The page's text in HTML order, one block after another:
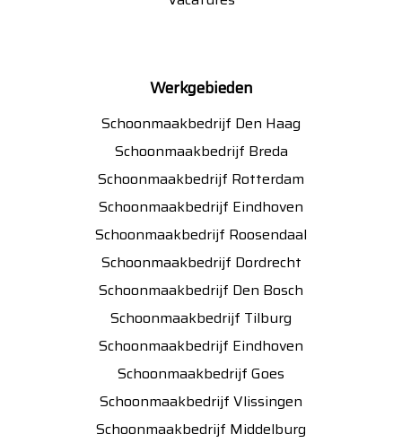
Werkgebieden
Schoonmaakbedrijf Den Haag
Schoonmaakbedrijf Breda
Schoonmaakbedrijf Rotterdam
Schoonmaakbedrijf Eindhoven
Schoonmaakbedrijf Roosendaal
Schoonmaakbedrijf Dordrecht
Schoonmaakbedrijf Den Bosch
Schoonmaakbedrijf Tilburg
Schoonmaakbedrijf Eindhoven
Schoonmaakbedrijf Goes
Schoonmaakbedrijf Vlissingen
Schoonmaakbedrijf Middelburg